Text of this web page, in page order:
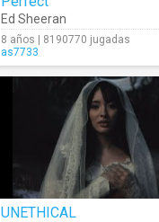
Ed Sheeran
8 años | 8190770 jugadas
as7733
UNETHICAL